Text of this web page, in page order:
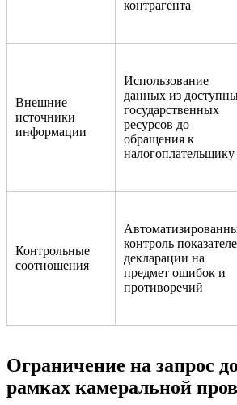
контрагента
Внешние
источники
информации
Использование
данных из
государственных
ресурсов до
обращения к
налогоплательщику
Контрольные
соотношения
контроль
декларации на
предмет ошибок и
противоречий
Ограничение на запрос
рамках камеральной